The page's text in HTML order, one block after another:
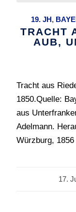
19. JH,
TRACHT
AUB,
Tracht aus
1850.Quelle:
aus
Adelmann.
Würzburg, 1856
17.